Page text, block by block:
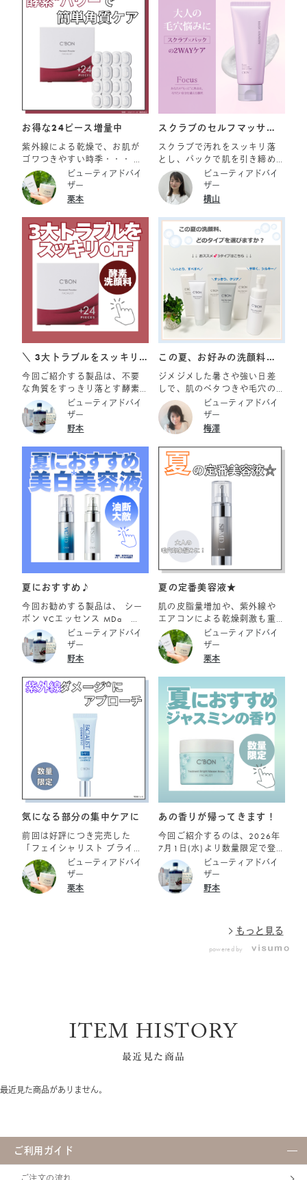
お得な24ピース増量中
紫外線による乾燥で、お肌が
ゴワつきやすい時季・・・ フ
ェイシャリスト ファーメント
パウダーaでつるつるなめらか
肌を目指しましょう！ また、
量限定で24ピース増量キャン
ペーンも開催中。 無くなり次
第終了となりますので、お早
めに！ ご紹介アイテム ☑フェ
イシャリスト ファーメントパ
ウダーa＜0.3g×168ピース＋
24ピース＞ ￥32,010
ビューティアドバイ
ザー
栗本
スクラブのセルフマッサー
ジとパックの2つの機能
スクラブで汚れをスッキリ落
とし、パックで肌を引き締め
る 大人の毛穴悩み*にアプロー
チする《シーボン マスクアウ
ェイクン》 （*毛穴悩み：汚れ
とメイクが崩れ、毛穴が目立
ってくることがありません
か？ 実はファンデーションと
皮脂が混ざり合い、毛穴に流
れ込んでしまうことで 起こる
「毛穴落ち」が原因かもしれ
ません… 【毛穴落ちが起きる
原因】 ・皮脂の過剰分泌 ・乾
燥 ・肌のもたつき 汚れを落と
すスクラブケアと毛穴の引き
締めハリ感をUPするパックケ
アが 同時にできるスクラブ入
らなめらかな肌に整えましょ
う！ ◇特長 ・2種類のスクラ
ブで古い角質汚れをスッキリ
除去 ・パック効果によりふっ
くらとなめらかな肌へ ・週に1
チャー やさしい肌あたりのス
クラブとなめらかなクリーム
―――――――――――――
― シーボン マスクアウェイク
ン 80ｇ 8,800円（税込）
ビューティアドバイ
ザー
横山
＼ 3大トラブルをスッキリ
OFF！ ／
今回ご紹介する製品は、不要
な角質をすっきり落とす酵素
洗顔料 フェイシャリスト ファ
ーメントパウダーa です。 お
肌の「ザラザラ（角栓）」
まり（毛穴）」にしっかりア
プローチします。 ◆1. 酵素の
チカラでマイルドに分解オフ
タンパク質分解酵素「プロテ
アーゼ（整肌成分）」を採
用。水だけでは落とせない不
要な古い角質（タンパク質）
を優しく分解して取り除きま
す。糖質や脂質には反応しな
いため、肌に負担をかけにく
いマイルドな仕様です。 ◆2.
洗い上がりはしっかり「つる
柿にも含まれる保湿成分「マ
ンニトール」をプラス。不要
な汚れをしっかり落としなが
らも必要なうるおいは守るた
め、つっぱり感のない、みず
す。 ◆3. フレッシュな個包装
タイプ 酵素は水分や空気に触
れると徐々に力が弱まってし
まうデリケートな成分です。
使う直前まで鮮度をキープで
きるよう、1回分ずつの使い切
り個包装になっています。 め
んどくさがりの私もこれだけ
は毎日欠かせない製品となっ
てます♪ ☆2026年8月1日よ
ます☆ 通常製品フェイシャリ
スト ファーメントパウダーa
168ピースが キャンペーン品
はなんと24ピース増量（約
4,500円分）もオトク。 フェ
イシャリスト ファーメントパ
ウダーa＜0.3g×168ピース
洗顔料を１．５㎝加えます ④
し洗面器の底をなでるように
洗顔してください 洗顔料はフ
れや古い角質による
ビューティアドバイ
ザー
野本
この夏、お好みの洗顔料は
どのタイプ？
ジメジメした暑さや強い日差
しで、肌のベタつきや毛穴の
詰まりが気になる季節です。
「夏だからとにかくスッキリ
洗いたい！」と思う一方で、
よる乾燥も気になりますよ
ね。 今回おススメする洗顔料
は肌悩みやシーンにあわせて
選べる3タイプ。自分の肌タイ
プやその日の気分に合わせ
てみてくださいね。 ■フェイ
シャリスト モイストベールウ
ォッシュ 「夏でも洗顔後は肌
がつっぱる」「エアコンの乾
燥が気になる」という方に
は、こちらがイチオシです。
配合のエアリーな泡 • 洗い上
がり： しっとり、すべすべ •
香り： みずみずしいグリーン
フローラルの香り デリケート
な夏の肌をふんわりエアリー
は守りながらも優しい使用感
で洗い上げてくれます。洗う
たびにホッとするような、心
地いい香りに包まれます！ ■
フェイシャリスト クリアクレ
イウォッシュ 「とにかく皮脂
テカリをどうにかした
い！」「毛穴のざらつきが気
になる」という日はこれ一
イ、ベントナイト）を配合し
た濃密吸着泡 • 洗い上がり：
すっきり、透明感のあるクリ
アな肌 • 香り： 爽快なホワイ
トジンジャーの香り *3種のク
レイ：洗浄補助成分 特長の違
う3種のクレイが、毛穴の奥の
ジンジャーの爽やかな香り
が、夏のどんよりした気分ま
でシャキッとリフレッシュさ
方がこちら。 • 特長： アルカ
シュで出るシルキー泡 • 洗い
くなります。泡で出てくるポ
ビューティアドバイ
ザー
梅澤
夏におすすめ♪
今回お勧めする製品は、 シー
ボン VCエッセンス MDa
￥15,950（税込） シーボン
ホワイトスムージングエッセ
ンス MDS ￥15,950（税込）
MDaは、 水溶性でさらりと爽
かな使い心地の薬用美白*美
容液です。 メラニンの生成を
抑制する有効成分ビタミンC誘
導体*と 有効成分グリチルリチ
ン酸ジカリウムが配合されて
いるため、 日やけによるシ
ミ・ソバカスを防ぎ、肌を健
かに保ちます。 シーボン ホ
ワイトスムージングエッセン
ス MDSは、 油溶性で、乳液タ
イプの薬用美白*美容液です。
のある美しい素肌へと導きま
す。 有効成分水溶性プラセン
タエキスは、日やけによるメ
ラニンの生成によるシミを防
ぎます。 単品使いももちろん
ビューティアドバイ
ザー
野本
夏の定番美容液★
肌の皮脂量増加や、紫外線
エアコンによる乾燥刺激も重
なり、インナードライや毛穴
トラブルで肌悩みも深刻化…
そんな悩みに寄り添う、毛穴
介アイテム ☑シーボン スムー
スポアエッセンス MD 35ｍ
L/￥15,950 2026年7月1日
無くなり次第終了となります
ビューティアドバイ
ザー
栗本
気になる部分の集中ケアに
前回は好評につき完売した
「フェイシャリスト ブライト
アップエッセンスa」が2026
年7月1日（水）再販！ 紫外線
による乾燥でお悩みがある方
ビューティアドバイ
ザー
栗本
あの香りが帰ってきます！
今回ご紹介するのは、2026年
7月1日(水)より数量限定で登
場する フェイシャリスト トリ
ートメントブライトマセ アロ
マ 230g ￥12,100（税込）
そ、心ときめく香りで至福の
クレンジングタイムを過ごし
とも呼ばれる贅沢な香りに包
まれながら、一日の汚れだけ
シュさせてくれます。 ◆夏肌
ビューティアドバイ
ザー
野本
もっと見る
powered by
ITEM HISTORY
最近見た商品
最近見た商品がありません。
ご利用ガイド